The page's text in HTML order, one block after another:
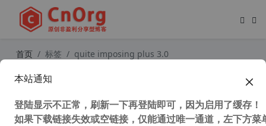
首页 标签 quite imposing plus 3.0
法)
本站通知
登陆显示不正常，刷新一下再登陆即可，因为启用了缓存！
如果下载链接失效或空链接，仅能通过唯一通道，左下方菜